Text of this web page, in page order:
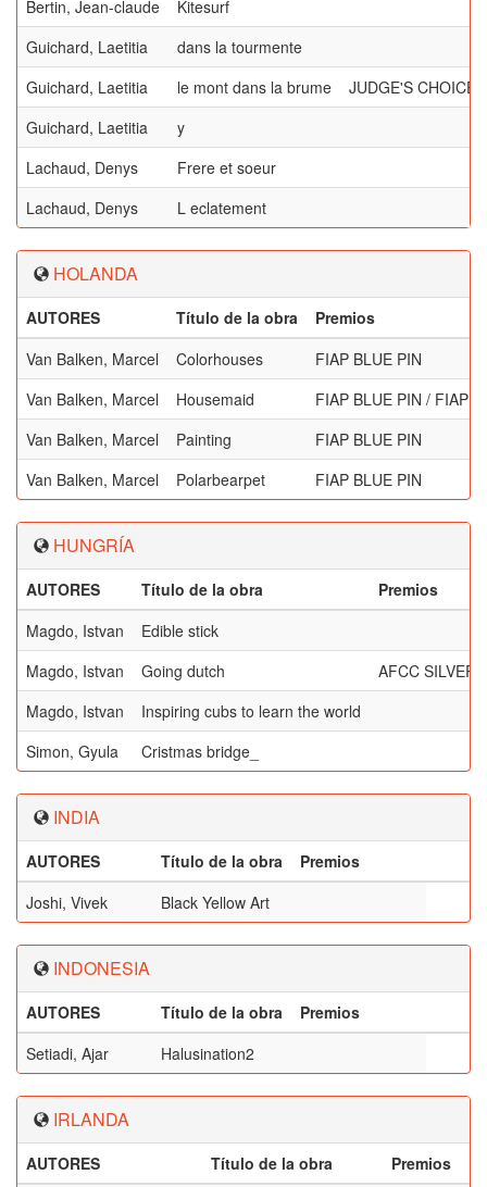
Bertin, Jean-claude
Kitesurf
Guichard, Laetitia
dans la tourmente
Guichard, Laetitia
le mont dans la brume
JUDGE'S CHOICE,
Guichard, Laetitia
y
Lachaud, Denys
Frere et soeur
Lachaud, Denys
L eclatement
HOLANDA
AUTORES Título de la obra
Premios
Van Balken, Marcel
Colorhouses
FIAP BLUE PIN
Van Balken, Marcel
Housemaid
FIAP BLUE PIN / FIAP
Van Balken, Marcel
Painting
FIAP BLUE PIN
Van Balken, Marcel
Polarbearpet FIAP BLUE PIN
HUNGRÍA
AUTORES Título de la obra
Premios
Magdo, Istvan
Edible stick
Magdo, Istvan
Going dutch
AFCC SILVER
Magdo, Istvan
Inspiring cubs to learn the world
Simon, Gyula
Cristmas bridge_
INDIA
AUTORES Título de la obra
Premios
Joshi, Vivek
Black Yellow Art
INDONESIA
AUTORES Título de la obra
Premios
Setiadi, Ajar
Halusination2
IRLANDA
AUTORES Título de la obra
Premios